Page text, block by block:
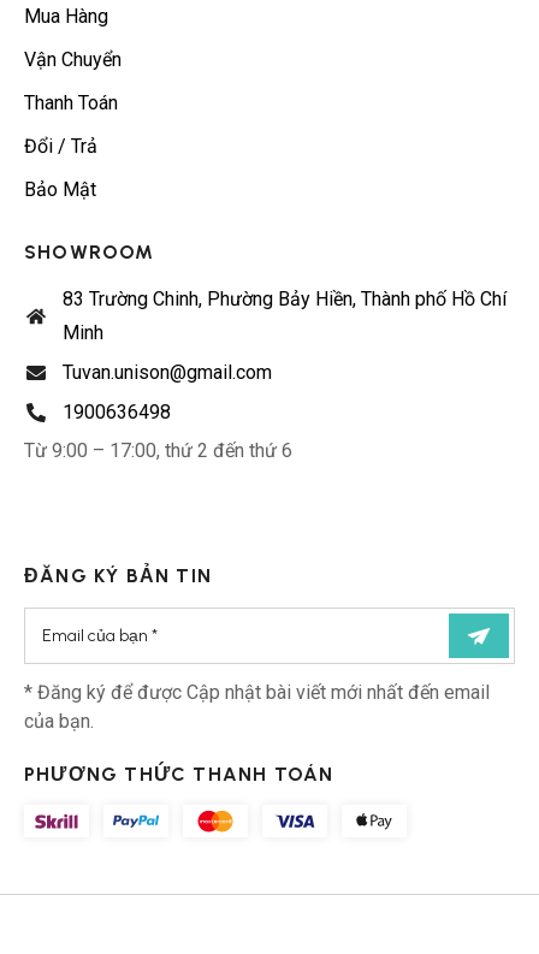
Mua Hàng
Vận Chuyển
Thanh Toán
Đổi / Trả
Bảo Mật
SHOWROOM
83 Trường Chinh, Phường Bảy Hiền, Thành phố Hồ Chí
Minh
Tuvan.unison@gmail.com
1900636498
Từ 9:00 – 17:00, thứ 2 đến thứ 6
ĐĂNG KÝ BẢN TIN
* Đăng ký để được Cập nhật bài viết mới nhất đến email
của bạn.
PHƯƠNG THỨC THANH TOÁN